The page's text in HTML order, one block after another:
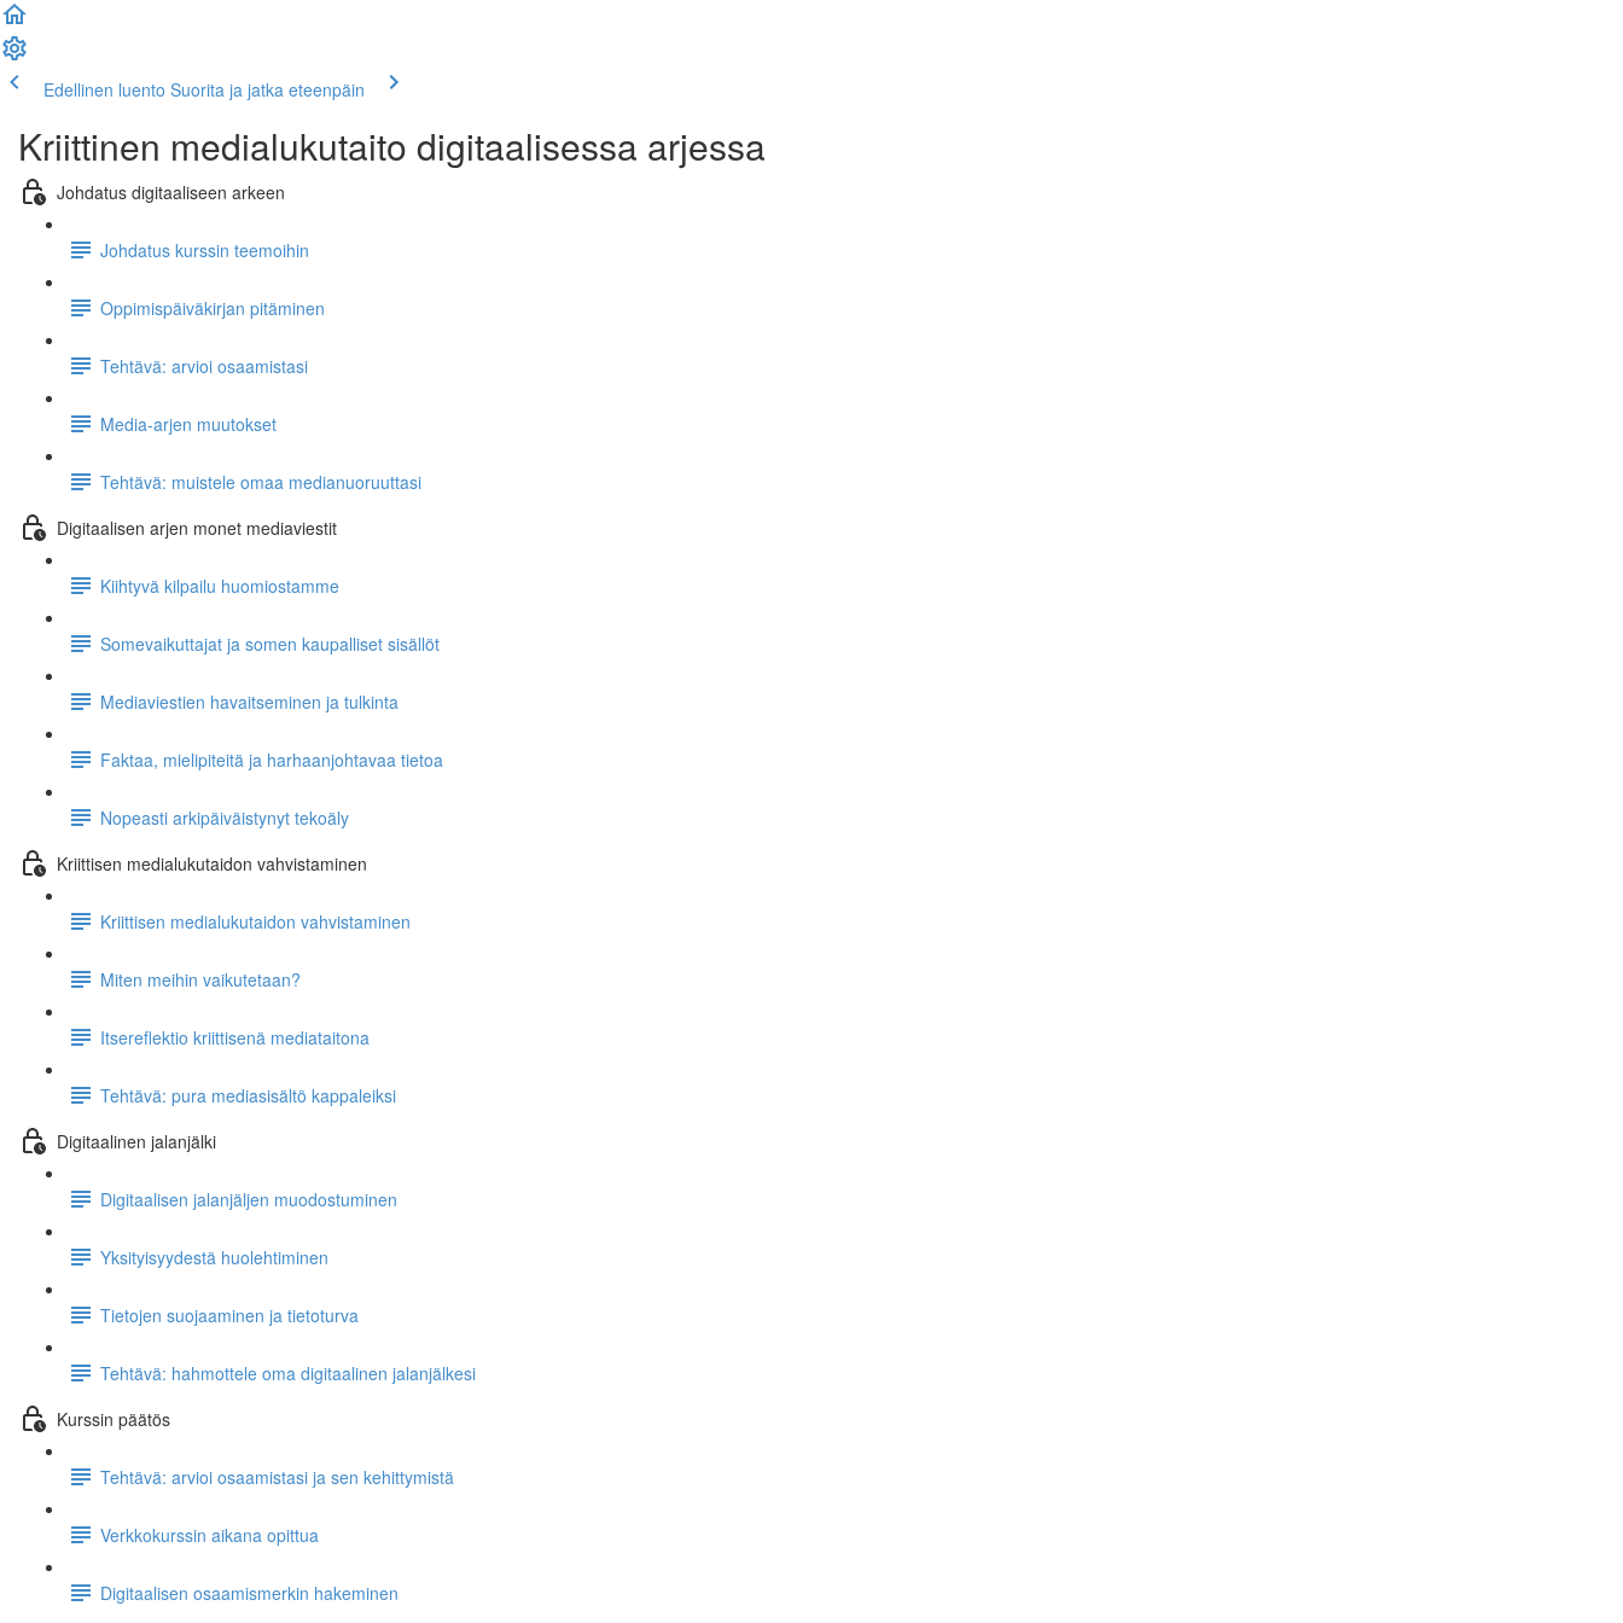
Edellinen luento Suorita ja jatka eteenpäin
Kriittinen medialukutaito digitaalisessa arjessa
Johdatus digitaaliseen arkeen
Johdatus kurssin teemoihin
Oppimispäiväkirjan pitäminen
Tehtävä: arvioi osaamistasi
Media-arjen muutokset
Tehtävä: muistele omaa medianuoruuttasi
Digitaalisen arjen monet mediaviestit
Kiihtyvä kilpailu huomiostamme
Somevaikuttajat ja somen kaupalliset sisällöt
Mediaviestien havaitseminen ja tulkinta
Faktaa, mielipiteitä ja harhaanjohtavaa tietoa
Nopeasti arkipäiväistynyt tekoäly
Kriittisen medialukutaidon vahvistaminen
Kriittisen medialukutaidon vahvistaminen
Miten meihin vaikutetaan?
Itsereflektio kriittisenä mediataitona
Tehtävä: pura mediasisältö kappaleiksi
Digitaalinen jalanjälki
Digitaalisen jalanjäljen muodostuminen
Yksityisyydestä huolehtiminen
Tietojen suojaaminen ja tietoturva
Tehtävä: hahmottele oma digitaalinen jalanjälkesi
Kurssin päätös
Tehtävä: arvioi osaamistasi ja sen kehittymistä
Verkkokurssin aikana opittua
Digitaalisen osaamismerkin hakeminen